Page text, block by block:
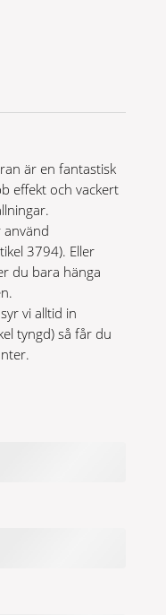
är en fantastisk
effekt och vackert
använd
3794). Eller
du bara hänga
vi alltid in
tyngd) så får du